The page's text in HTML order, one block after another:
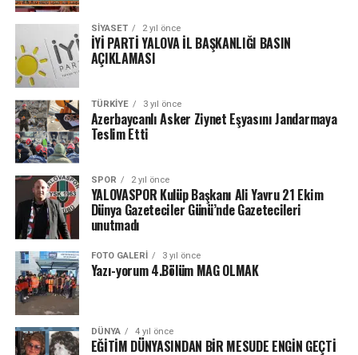
SIYASET 2 yıl önce
İYİ PARTİ YALOVA İL BAŞKANLIĞI BASIN
AÇIKLAMASI
TÜRKIYE 3 yıl önce
Azerbaycanlı Asker Ziynet Eşyasını Jandarmaya
Teslim Etti
SPOR 2 yıl önce
YALOVASPOR Kulüp Başkanı Ali Yavru 21 Ekim
Dünya Gazeteciler Günü’nde Gazetecileri
unutmadı
FOTO GALERI 3 yıl önce
Yazı-yorum 4.Bölüm MAG OLMAK
DÜNYA 4 yıl önce
EĞİTİM DÜNYASINDAN BİR MESUDE ENGİN GEÇTİ